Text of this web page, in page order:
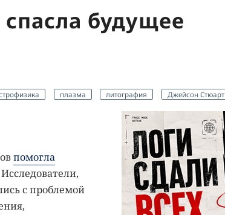
будущее
плазма литография Джейсон Стюарт
помогла
с проблемой